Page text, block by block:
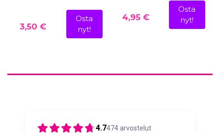
3,50 €
Osta
nyt!
4,95 €
Osta
nyt!
4.7474arvostelut